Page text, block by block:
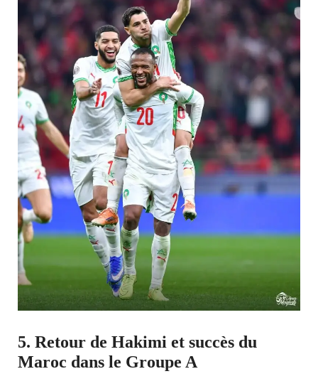
5. Retour de Hakimi et succès du
Maroc dans le Groupe A